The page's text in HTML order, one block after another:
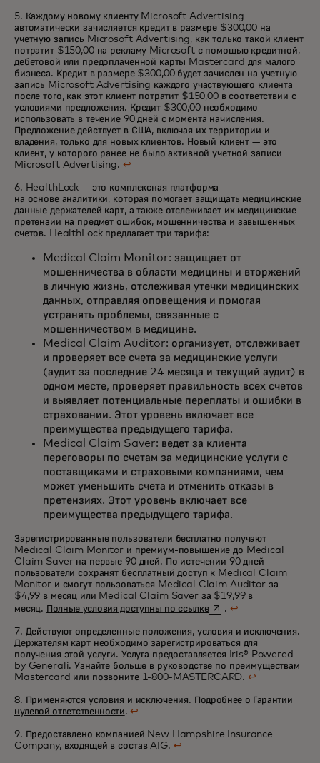
5. Каждому новому клиенту Microsoft Advertising
автоматически зачисляется кредит в размере $300,00 на
учетную запись Microsoft Advertising, как только такой клиент
потратит $150,00 на рекламу Microsoft с помощью кредитной,
дебетовой или предоплаченной карты Mastercard для малого
бизнеса. Кредит в размере $300,00 будет зачислен на учетную
запись Microsoft Advertising каждого участвующего клиента
после того, как этот клиент потратит $150,00 в соответствии с
условиями предложения. Кредит $300,00 необходимо
использовать в течение 90 дней с момента начисления.
Предложение действует в США, включая их территории и
владения, только для новых клиентов. Новый клиент — это
клиент, у которого ранее не было активной учетной записи
Microsoft Advertising. ↩
6. HealthLock — это комплексная платформа
на основе аналитики, которая помогает защищать медицинские
данные держателей карт, а также отслеживает их медицинские
претензии на предмет ошибок, мошенничества и завышенных
счетов. HealthLock предлагает три тарифа:
Medical Claim Monitor: защищает от
мошенничества в области медицины и вторжений
в личную жизнь, отслеживая утечки медицинских
данных, отправляя оповещения и помогая
устранять проблемы, связанные с
мошенничеством в медицине.
Medical Claim Auditor: организует, отслеживает
и проверяет все счета за медицинские услуги
(аудит за последние 24 месяца и текущий аудит) в
одном месте, проверяет правильность всех счетов
и выявляет потенциальные переплаты и ошибки в
страховании. Этот уровень включает все
преимущества предыдущего тарифа.
Medical Claim Saver: ведет за клиента
переговоры по счетам за медицинские услуги с
поставщиками и страховыми компаниями, чем
может уменьшить счета и отменить отказы в
претензиях. Этот уровень включает все
преимущества предыдущего тарифа.
Зарегистрированные пользователи бесплатно получают
Medical Claim Monitor и премиум-повышение до Medical
Claim Saver на первые 90 дней. По истечении 90 дней
пользователи сохранят бесплатный доступ к Medical Claim
Monitor и смогут пользоваться Medical Claim Auditor за
$4,99 в месяц или Medical Claim Saver за $19,99 в
месяц. Полные условия доступны по ссылкеopens in a new tab
. ↩
7. Действуют определенные положения, условия и исключения.
Держателям карт необходимо зарегистрироваться для
получения этой услуги. Услуга предоставляется Iris® Powered
by Generali. Узнайте больше в руководстве по преимуществам
Mastercard или позвоните 1-800-MASTERCARD. ↩
8. Применяются условия и исключения. Подробнее о Гарантии
нулевой ответственности.↩
9. Предоставлено компанией New Hampshire Insurance
Company, входящей в состав AIG. ↩